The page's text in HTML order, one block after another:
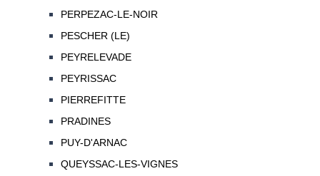
PERPEZAC-LE-NOIR
PESCHER (LE)
PEYRELEVADE
PEYRISSAC
PIERREFITTE
PRADINES
PUY-D'ARNAC
QUEYSSAC-LES-VIGNES